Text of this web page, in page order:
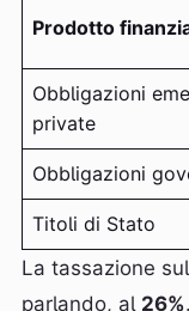
Prodotto
Obbligazioni
private
Obbligazioni
Titoli di Stato
La tassazione
parlando, al 26%